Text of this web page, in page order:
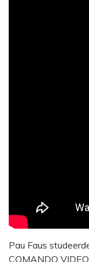
Pau Faus
COMANDO